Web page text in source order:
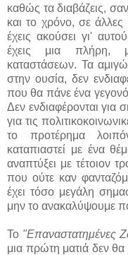
καθώς τα διαβάζεις,
και το χρόνο, σε
έχεις ακούσει γι'
έχεις μια πλήρη,
καταστάσεων. Τα
στην ουσία, δεν
που θα πάνε ένα
Δεν ενδιαφέρονται για
για τις
το προτέρημα
καταπιαστεί με ένα
αναπτύξει με τέτοιον
που ούτε καν
έχει τόσο μεγάλη
μην το ανακαλύψουμε
Το "Επαναστατημένες
μια πρώτη ματιά δεν